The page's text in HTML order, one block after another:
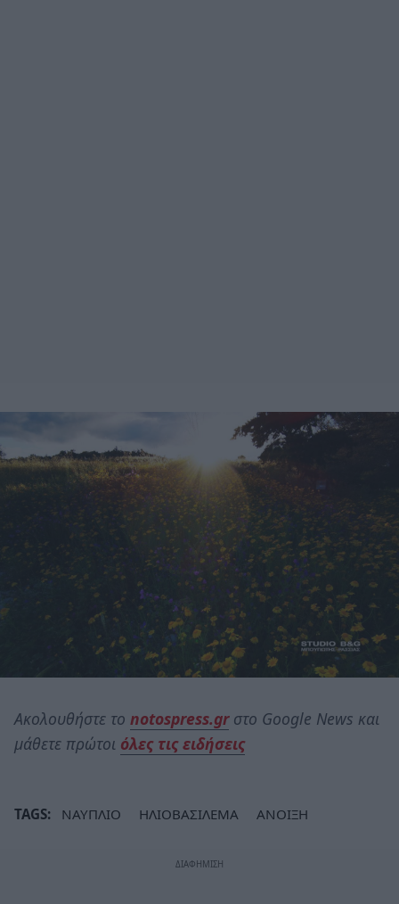
Ακολουθήστε το notospress.grστο Google News και
μάθετε πρώτοι όλες τις ειδήσεις
TAGS: ΝΑΥΠΛΙΟ ΗΛΙΟΒΑΣΙΛΕΜΑ ΑΝΟΙΞΗ